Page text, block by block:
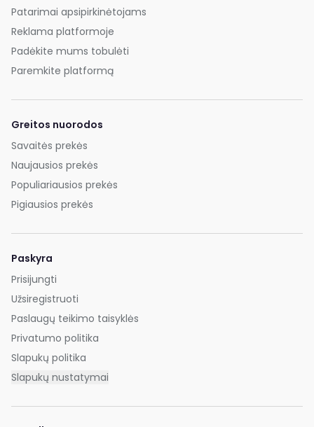
Patarimai apsipirkinėtojams
Reklama platformoje
Padėkite mums tobulėti
Paremkite platformą
Greitos nuorodos
Savaitės prekės
Naujausios prekės
Populiariausios prekės
Pigiausios prekės
Paskyra
Prisijungti
Užsiregistruoti
Paslaugų teikimo taisyklės
Privatumo politika
Slapukų politika
Slapukų nustatymai